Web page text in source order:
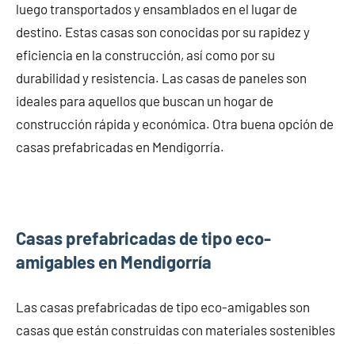
luego transportados y ensamblados en el lugar de
destino. Estas casas son conocidas por su rapidez y
eficiencia en la construcción, así como por su
durabilidad y resistencia. Las casas de paneles son
ideales para aquellos que buscan un hogar de
construcción rápida y económica. Otra buena opción de
casas prefabricadas en Mendigorría.
Casas prefabricadas de tipo eco-
amigables en Mendigorría
Las casas prefabricadas de tipo eco-amigables son
casas que están construidas con materiales sostenibles